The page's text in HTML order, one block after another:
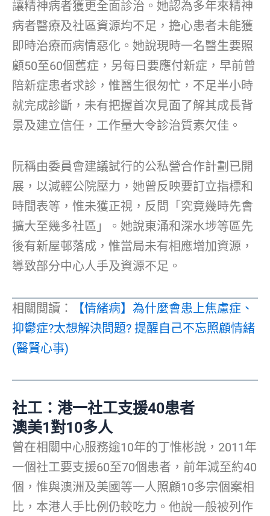
讓精神病者獲更全面診治。她認為多年來精神
病者醫療及社區資源均不足，擔心患者未能獲
即時治療而病情惡化。她說現時一名醫生要照
顧50至60個舊症，另每日要應付新症，早前曾
陪新症患者求診，惟醫生很匆忙，不足半小時
就完成診斷，未有把握首次見面了解其成長背
景及建立信任，工作量大令診治質素欠佳。
阮稱由委員會建議試行的公私營合作計劃已開
展，以減輕公院壓力，她曾反映要訂立指標和
時間表等，惟未獲正視，反問「究竟幾時先會
擴大至幾多社區」。她說東涌和深水埗等區先
後有新屋邨落成，惟當局未有相應增加資源，
導致部分中心人手及資源不足。
相關閲讀：
【情緒病】為什麼會患上焦慮症、
抑鬱症?太想解決問題? 提醒自己不忘照顧情緒
(醫賢心事)
社工：港一社工支援40患者
澳美1對10多人
曾在相關中心服務逾10年的丁惟彬說，2011年
一個社工要支援60至70個患者，前年減至約40
個，惟與澳洲及美國等一人照顧10多宗個案相
比，本港人手比例仍較吃力。他說一般被列作